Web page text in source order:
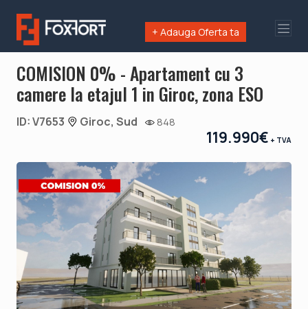
+ Adauga Oferta ta
COMISION 0% - Apartament cu 3
camere la etajul 1 in Giroc, zona ESO
ID: V7653 Giroc, Sud 848
119.990€ + TVA